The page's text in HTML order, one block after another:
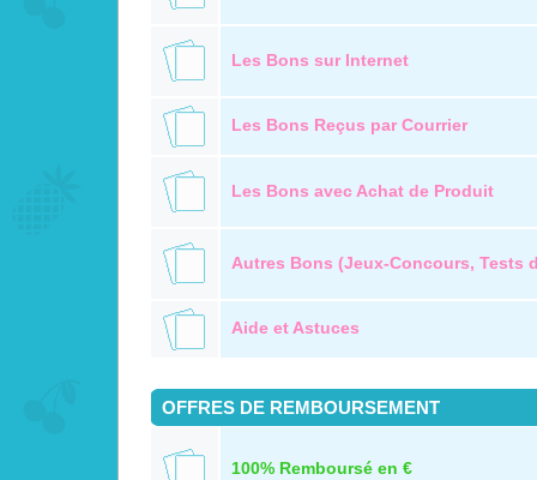
Les Bons sur Internet
Les Bons Reçus par Courrier
Les Bons avec Achat de Produit
Autres Bons (Jeux-Concours, Tests
Aide et Astuces
OFFRES DE REMBOURSEMENT
100% Remboursé en €